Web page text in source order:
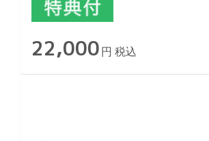
22,000 円 税込